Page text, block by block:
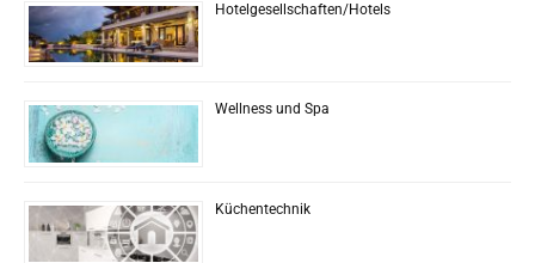
Hotelgesellschaften/Hotels
Wellness und Spa
Küchentechnik